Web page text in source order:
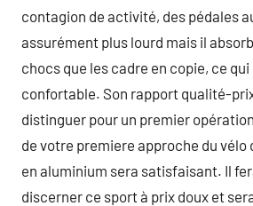
contagion de activité, des pédales
assurément plus lourd mais il
chocs que les cadre en copie, ce
confortable. Son rapport qualité-
distinguer pour un premier
de votre premiere approche du vélo
en aluminium sera satisfaisant. Il
discerner ce sport à prix doux et